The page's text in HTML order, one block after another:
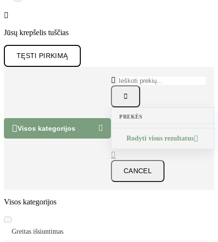

Jūsų krepšelis tuščias
TĘSTI PIRKIMĄ
 Visos kategorijos 


PREKĖS
Rodyti visus rezultatus

CANCEL
Visos kategorijos
Greitas išsiuntimas